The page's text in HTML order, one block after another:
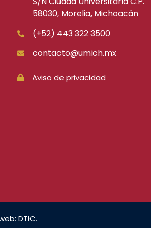
58030, Morelia, Michoacán
(+52) 443 322 3500
contacto@umich.mx
Aviso de privacidad
DTIC.